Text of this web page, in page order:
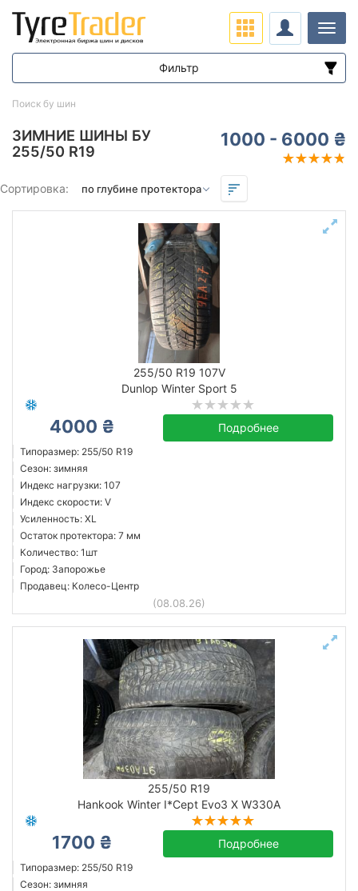
ЗИМНИЕ ШИНЫ БУ
255/50 R19
1000 - 6000 ₴
Сортировка:
255/50 R19 107V
Dunlop Winter Sport 5
4000 ₴ Подробнее
Типоразмер: 255/50 R19
Сезон: зимняя
Индекс нагрузки: 107
Индекс скорости: V
Усиленность: XL
Остаток протектора: 7 мм
Количество: 1шт
Город: Запорожье
Продавец: Колесо-Центр
(08.08.26)
255/50 R19
Hankook Winter I*Cept Evo3 X W330A
1700 ₴ Подробнее
Типоразмер: 255/50 R19
Сезон: зимняя
Поиск бу шин
Фильтр
Диапазон цен
от
Остаток протектора в мм.
Bridgestone
Continental
Dunlop
Falken
Fulda
Подобрать